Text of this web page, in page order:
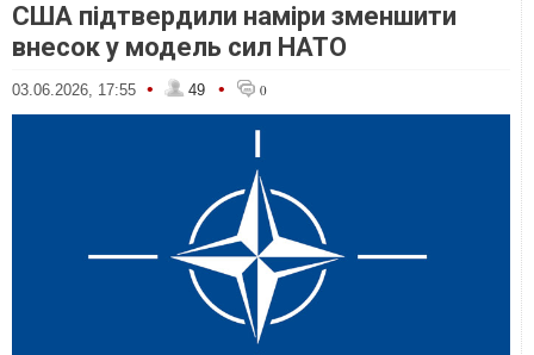
США підтвердили наміри зменшити
внесок у модель сил НАТО
03.06.2026, 17:55 • 49 • 0